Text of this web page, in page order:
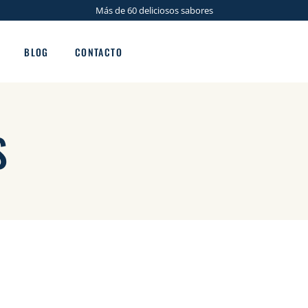
Más de 60 deliciosos sabores
BLOG CONTACTO